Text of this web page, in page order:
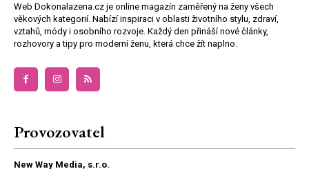
Web Dokonalazena.cz je online magazín zaměřený na ženy všech
věkových kategorií. Nabízí inspiraci v oblasti životního stylu, zdraví,
vztahů, módy i osobního rozvoje. Každý den přináší nové články,
rozhovory a tipy pro moderní ženu, která chce žít naplno.
Provozovatel
New Way Media, s.r.o.